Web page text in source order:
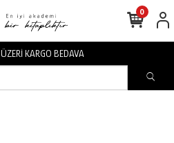
KARGO BEDAVA
0